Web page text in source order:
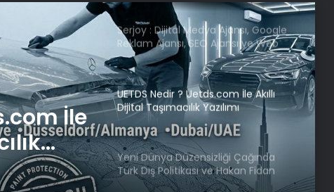
İle
Serjoy : Dijital Medya Ajansı, Google
Reklam Ajansı, SEO Ajansı ve Web
Tasarım Ajansı
UETDS Nedir ? Uetds.com İle Akıllı
Dijital Taşımacılık Yazılımı
Yeni Dünya Düzensizliği Çağında
Türk Dış Politikası ve Hakan Fidan
Faktörü